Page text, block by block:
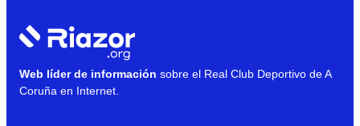
Web líder de información sobre el Real Club Deportivo de A
Coruña en Internet.